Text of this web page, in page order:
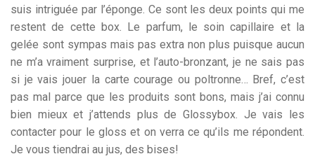
suis intriguée par l’éponge. Ce sont les deux points qui me
restent de cette box. Le parfum, le soin capillaire et la
gelée sont sympas mais pas extra non plus puisque aucun
ne m’a vraiment surprise, et l’auto-bronzant, je ne sais pas
si je vais jouer la carte courage ou poltronne… Bref, c’est
pas mal parce que les produits sont bons, mais j’ai connu
bien mieux et j’attends plus de Glossybox. Je vais les
contacter pour le gloss et on verra ce qu’ils me répondent.
Je vous tiendrai au jus, des bises!